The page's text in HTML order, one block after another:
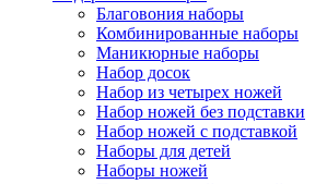
Благовония наборы
Комбинированные наборы
Маникюрные наборы
Набор досок
Набор из четырех ножей
Набор ножей без подставки
Набор ножей с подставкой
Наборы для детей
Наборы ножей